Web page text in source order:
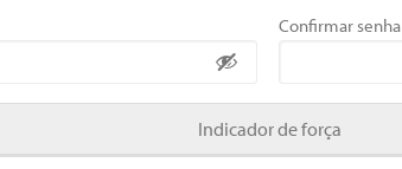
Confirmar senha
Indicador de força